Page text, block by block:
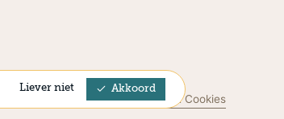
Liever niet Akkoord
Privacyverklaring & Cookies